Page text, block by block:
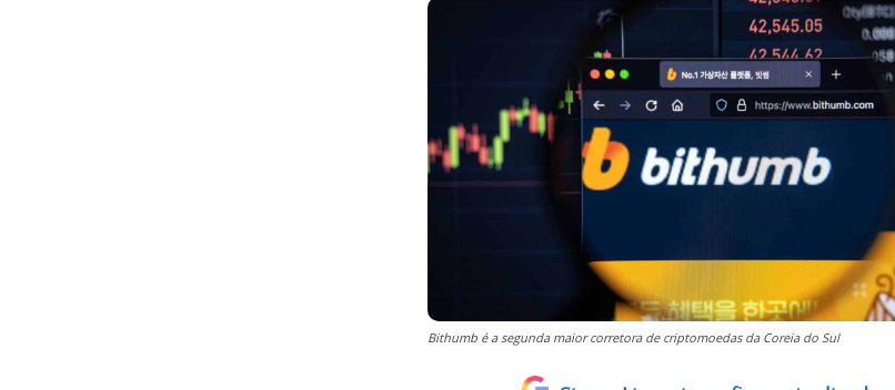
Bithumb é a segunda maior corretora de criptomoedas da Coreia do Sul